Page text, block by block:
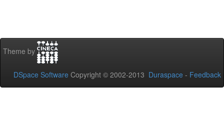
Theme by
DSpace Software Copyright © 2002-2013 Duraspace - Feedback